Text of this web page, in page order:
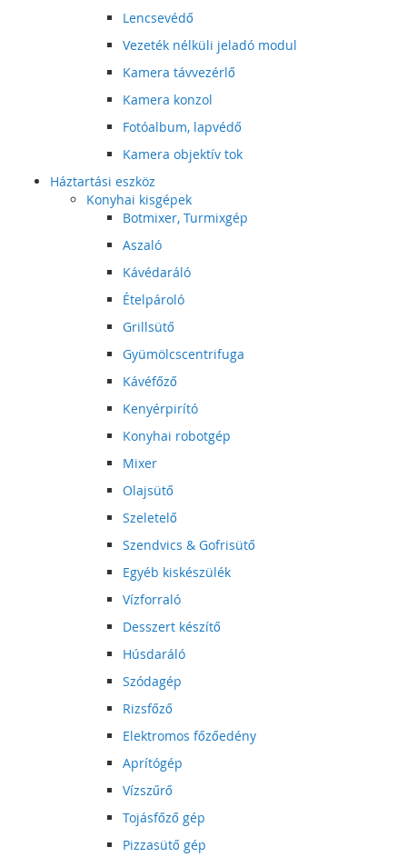
Lencsevédő
Vezeték nélküli jeladó modul
Kamera távvezérlő
Kamera konzol
Fotóalbum, lapvédő
Kamera objektív tok
Háztartási eszköz
Konyhai kisgépek
Botmixer, Turmixgép
Aszaló
Kávédaráló
Ételpároló
Grillsütő
Gyümölcscentrifuga
Kávéfőző
Kenyérpirító
Konyhai robotgép
Mixer
Olajsütő
Szeletelő
Szendvics & Gofrisütő
Egyéb kiskészülék
Vízforraló
Desszert készítő
Húsdaráló
Szódagép
Rizsfőző
Elektromos főzőedény
Aprítógép
Vízszűrő
Tojásfőző gép
Pizzasütő gép